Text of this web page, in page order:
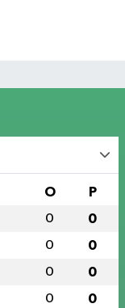
O P
0 0
0 0
0 0
0 0